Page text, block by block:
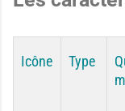
Icône Type